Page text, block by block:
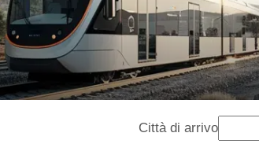
Città di arrivo